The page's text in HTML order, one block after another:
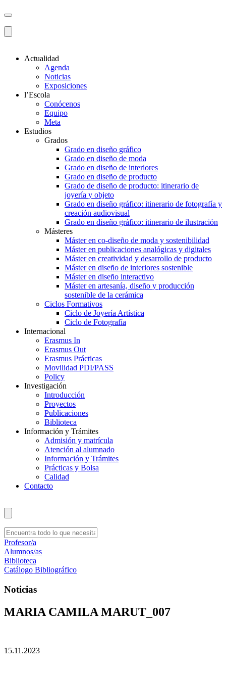
Actualidad
Agenda
Noticias
Exposiciones
l’Escola
Conócenos
Equipo
Meta
Estudios
Grados
Grado en diseño gráfico
Grado en diseño de moda
Grado en diseño de interiores
Grado en diseño de producto
Grado de diseño de producto: itinerario de
joyería y objeto
Grado en diseño gráfico: itinerario de fotografía y
creación audiovisual
Grado en diseño gráfico: itinerario de ilustración
Másteres
Máster en co-diseño de moda y sostenibilidad
Máster en publicaciones analógicas y digitales
Máster en creatividad y desarrollo de producto
Máster en diseño de interiores sostenible
Máster en diseño interactivo
Máster en artesanía, diseño y producción
sostenible de la cerámica
Ciclos Formativos
Ciclo de Joyería Artística
Ciclo de Fotografía
Internacional
Erasmus In
Erasmus Out
Erasmus Prácticas
Movilidad PDI/PASS
Policy
Investigación
Introducción
Proyectos
Publicaciones
Biblioteca
Información y Trámites
Admisión y matrícula
Atención al alumnado
Información y Trámites
Prácticas y Bolsa
Calidad
Contacto
Profesor/a
Alumnos/as
Biblioteca
Catálogo Bibliográfico
Noticias
MARIA CAMILA MARUT_007
15.11.2023